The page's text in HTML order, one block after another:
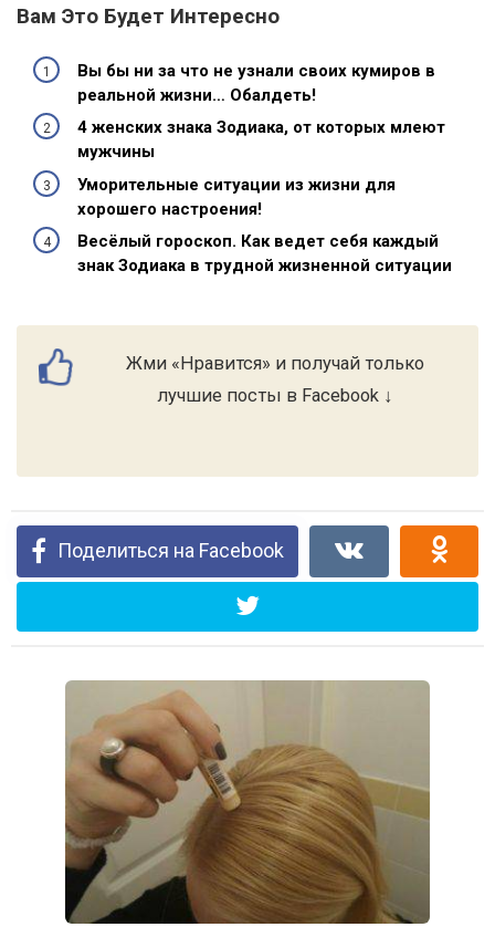
Вам Это Будет Интересно
Вы бы ни за что не узнали своих кумиров в
реальной жизни… Обалдеть!
4 женских знака Зодиака, от которых млеют
мужчины
Уморительные ситуации из жизни для
хорошего настроения!
Весёлый гороскоп. Как ведет себя каждый
знак Зодиака в трудной жизненной ситуации
Жми «Нравится» и получай только
лучшие посты в Facebook ↓
Поделиться на Facebook